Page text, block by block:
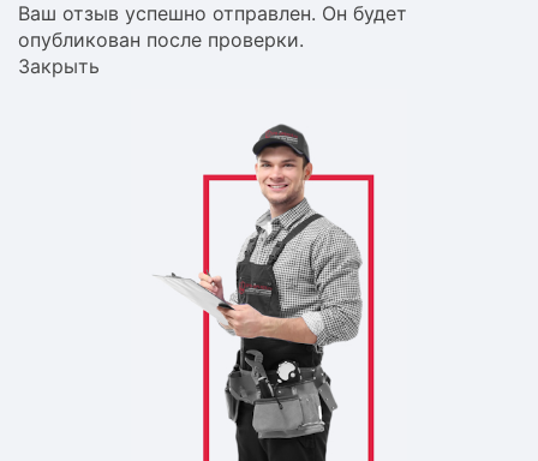
Ваш отзыв успешно отправлен. Он будет
опубликован после проверки.
Закрыть